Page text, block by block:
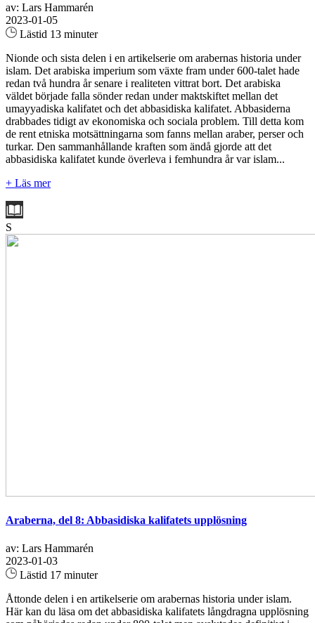
av: Lars Hammarén
2023-01-05
Lästid 13 minuter
Nionde och sista delen i en artikelserie om arabernas historia under
islam. Det arabiska imperium som växte fram under 600-talet hade
redan två hundra år senare i realiteten vittrat bort. Det arabiska
väldet började falla sönder redan under maktskiftet mellan det
umayyadiska kalifatet och det abbasidiska kalifatet. Abbasiderna
drabbades tidigt av ekonomiska och sociala problem. Till detta kom
de rent etniska motsättningarna som fanns mellan araber, perser och
turkar. Den sammanhållande kraften som ändå gjorde att det
abbasidiska kalifatet kunde överleva i femhundra år var islam...
+ Läs mer
S
Araberna, del 8: Abbasidiska kalifatets upplösning
av: Lars Hammarén
2023-01-03
Lästid 17 minuter
Åttonde delen i en artikelserie om arabernas historia under islam.
Här kan du läsa om det abbasidiska kalifatets långdragna upplösning